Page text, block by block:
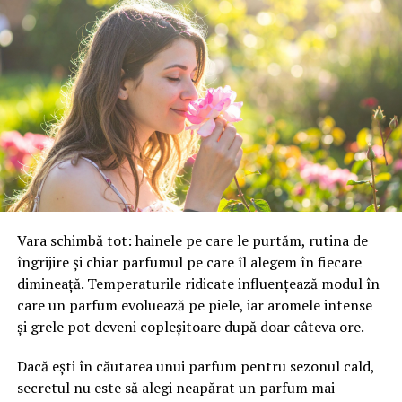
afacerii tale.
ARTICOLE PE ACEIASI TEMA: HOSTING
MARKETING
PROMOVARE
WEBSITE
URMATORUL
Cum pompele de irigare Caprari de la NEOBRAL
îmbunătățesc randamentul culturilor și reduc costurile
de apă
NU RATATI
CadouriSelect.ro – Descoperă colecția noastră exclusivă
de cosuri cadou italienești!
Vara schimbă tot: hainele pe care le purtăm, rutina de
îngrijire și chiar parfumul pe care îl alegem în fiecare
dimineață. Temperaturile ridicate influențează modul în
care un parfum evoluează pe piele, iar aromele intense
și grele pot deveni copleșitoare după doar câteva ore.
Dacă ești în căutarea unui parfum pentru sezonul cald,
secretul nu este să alegi neapărat un parfum mai